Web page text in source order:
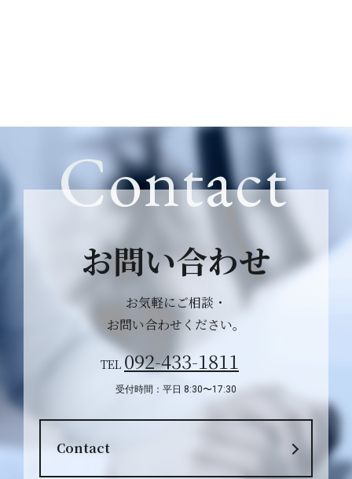
Contact
お問い合わせ
お気軽にご相談・
お問い合わせください。
TEL 092-433-1811
受付時間：平日 8:30〜17:30
Contact